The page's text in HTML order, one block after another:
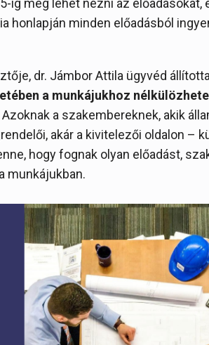
ig meg lehet nézni az előadásokat,
honlapján minden előadásból
dr. Jámbor Attila ügyvéd
a munkájukhoz
Azoknak a szakembereknek, akik
akár a kivitelezői oldalon –
hogy fognak olyan előadást,
munkájukban.